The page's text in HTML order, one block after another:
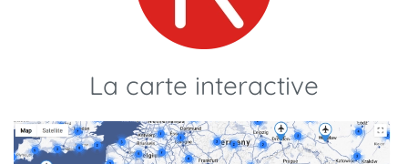
La carte interactive